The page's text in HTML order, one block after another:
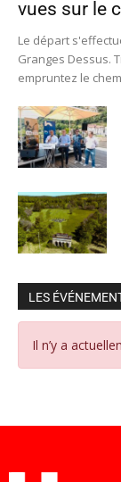
vues sur le
Le départ
Granges Dessus.
empruntez le
LES
Il n’y a